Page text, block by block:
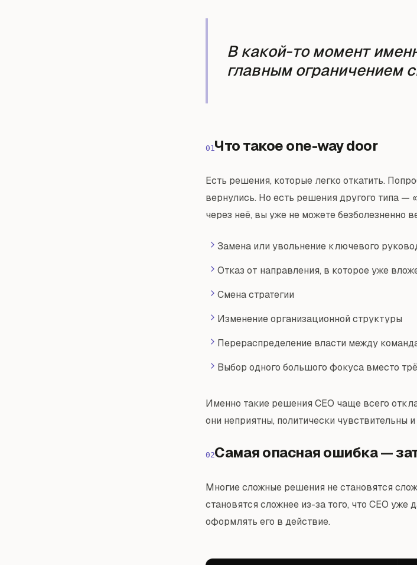
В какой-то момент
главным ограничением
01Что такое one-way door
Есть решения, которые легко откатить.
вернулись. Но есть решения другого типа —
через неё, вы уже не можете безболезненно
Замена или увольнение ключевого
Отказ от направления, в которое уже
Смена стратегии
Изменение организационной структуры
Перераспределение власти между
Выбор одного большого фокуса вместо
Именно такие решения CEO чаще всего
они неприятны, политически чувствительны
02Самая опасная ошибка —
Многие сложные решения не становятся
становятся сложнее из-за того, что CEO уже
оформлять его в действие.